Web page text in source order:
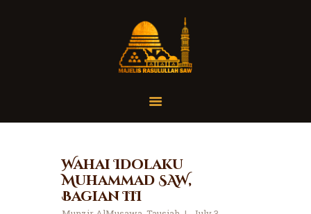
Home
Tausiah
Jadwal
Tanya Yuk
Wahai Idolaku
Muhammad SAW,
Bagian III